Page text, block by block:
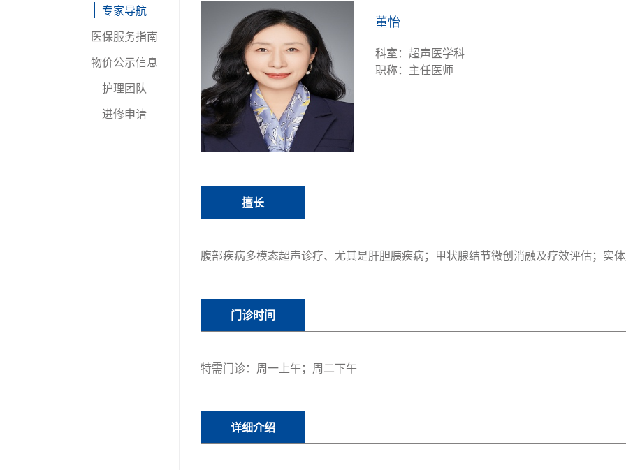
专家导航
医保服务指南
物价公示信息
护理团队
进修申请
董怡
科室：超声医学科
职称：主任医师
擅长
腹部疾病多模态超声诊疗、尤其是肝胆胰疾病；甲状腺结节微创消融及疗效评估；实
门诊时间
特需门诊：周一上午；周二下午
详细介绍